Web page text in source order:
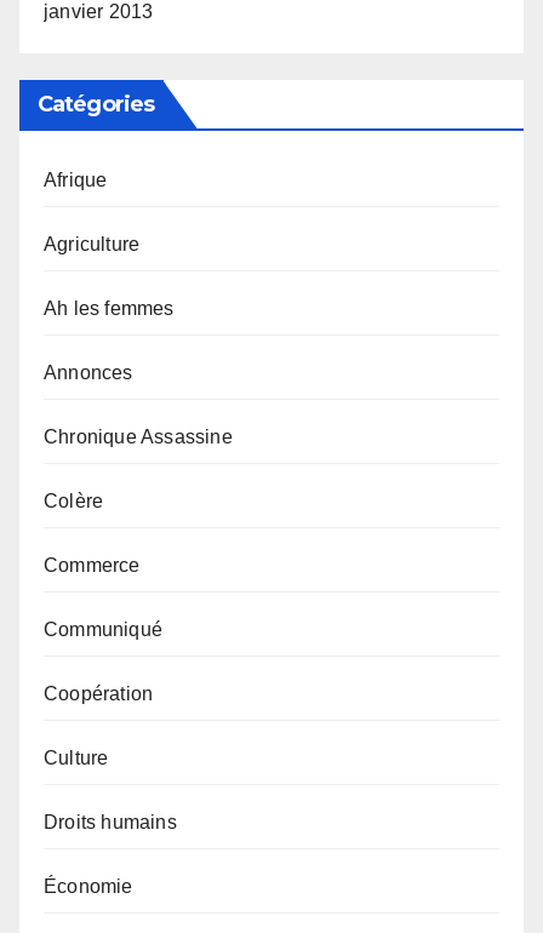
janvier 2013
Catégories
Afrique
Agriculture
Ah les femmes
Annonces
Chronique Assassine
Colère
Commerce
Communiqué
Coopération
Culture
Droits humains
Économie